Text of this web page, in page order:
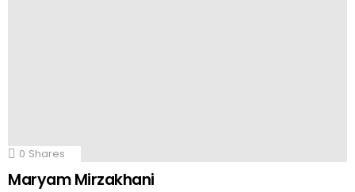
0 Shares
Maryam Mirzakhani